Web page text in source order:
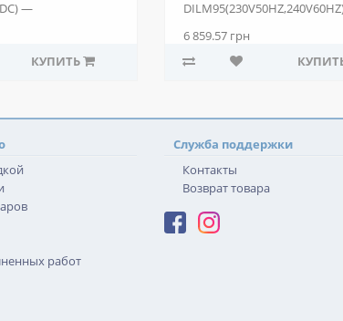
—
КУПИТЬ
6 859.57 грн
работ
Служба поддержки
Контакты
Возврат товара